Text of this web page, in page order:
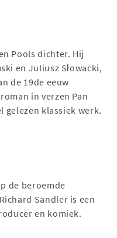
Pools dichter. Hij
en Juliusz Słowacki,
de 19de eeuw
in verzen Pan
gelezen klassiek werk.
de beroemde
Sandler is een
en komiek.